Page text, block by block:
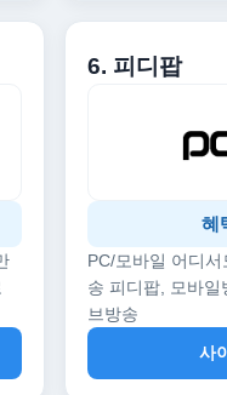
6. 피디팝
혜
PC/모바일 어디
송 피디팝, 모바일
브방송
사